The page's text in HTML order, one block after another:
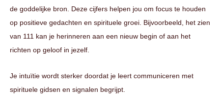
de goddelijke bron. Deze cijfers helpen jou om focus te houden
op positieve gedachten en spirituele groei. Bijvoorbeeld, het zien
van 111 kan je herinneren aan een nieuw begin of aan het
richten op geloof in jezelf.
Je intuïtie wordt sterker doordat je leert communiceren met
spirituele gidsen en signalen begrijpt.